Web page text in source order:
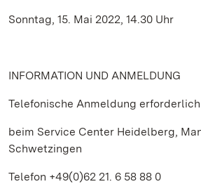
Sonntag, 15. Mai 2022, 14.30 Uhr
INFORMATION UND ANMELDUNG
Telefonische Anmeldung erforderlich
beim Service Center Heidelberg,
Schwetzingen
Telefon +49(0)62 21. 6 58 88 0